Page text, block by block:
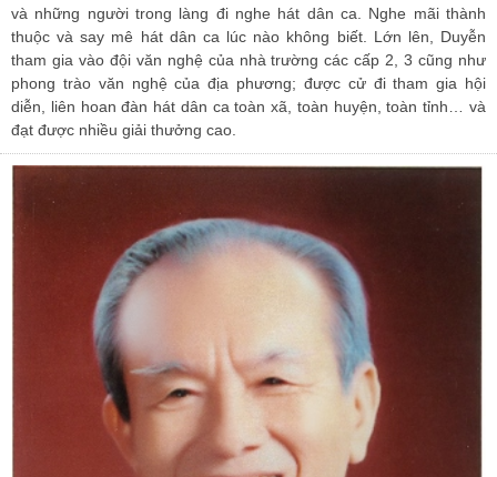
và những người trong làng đi nghe hát dân ca. Nghe mãi thành
thuộc và say mê hát dân ca lúc nào không biết. Lớn lên, Duyễn
tham gia vào đội văn nghệ của nhà trường các cấp 2, 3 cũng như
phong trào văn nghệ của địa phương; được cử đi tham gia hội
diễn, liên hoan đàn hát dân ca toàn xã, toàn huyện, toàn tỉnh… và
đạt được nhiều giải thưởng cao.